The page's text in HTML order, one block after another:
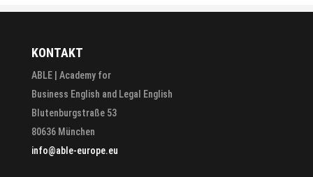
KONTAKT
ABLE | Academy for
Business English and Legal English
Blutenburgstraße 53
80636 München
info@able-europe.eu